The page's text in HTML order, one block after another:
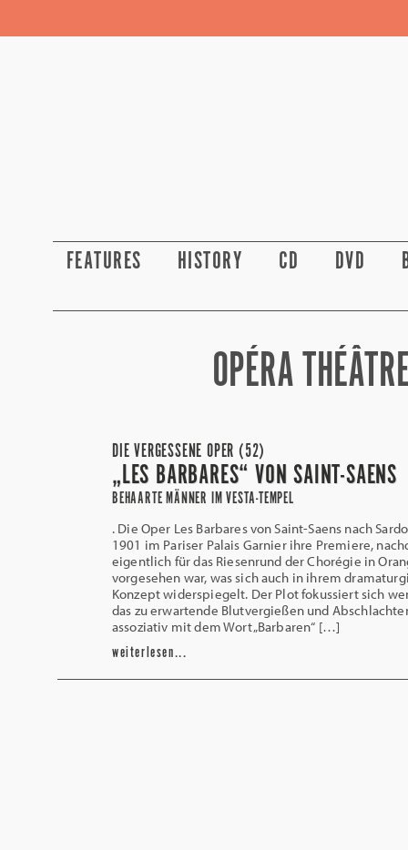
FEATURES HISTORY CD DVD
OPÉRA
DIE VERGESSENE OPER (52)
„LES BARBARES“ VON SAINT-SAENS
BEHAARTE MÄNNER IM VESTA-TEMPEL
. Die Oper Les Barbares von Saint-Saens nach
1901 im Pariser Palais Garnier ihre Premiere,
eigentlich für das Riesenrund der Chorégie in
vorgesehen war, was sich auch in ihrem
Konzept widerspiegelt. Der Plot fokussiert sich
das zu erwartende Blutvergießen und
assoziativ mit dem Wort „Barbaren“ […]
weiterlesen...